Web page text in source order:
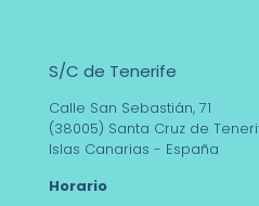
S/C de Tenerife
Calle San Sebastián, 71
(38005) Santa Cruz de
Islas Canarias - España
Horario